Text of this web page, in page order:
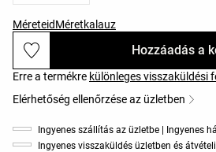
MéreteidMéretkalauz
Hozzáadás a
Erre a termékre különleges visszaküldési
Elérhetőség ellenőrzése az üzletben
Ingyenes szállítás az üzletbe | Ingyenes
Ingyenes visszaküldés üzletben és